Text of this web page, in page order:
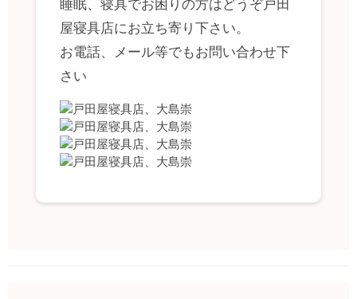
睡眠、寝具でお困りの方はどうぞ戸田
屋寝具店にお立ち寄り下さい。
お電話、メール等でもお問い合わせ下
さい